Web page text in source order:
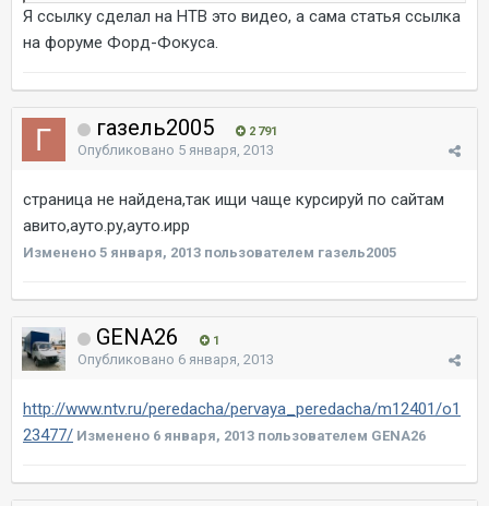
Я ссылку сделал на НТВ это видео, а сама статья ссылка
на форуме Форд-Фокуса.
газель2005 2 791
Опубликовано 5 января, 2013
страница не найдена,так ищи чаще курсируй по сайтам
авито,ауто.ру,ауто.ирр
Изменено 5 января, 2013 пользователем газель2005
GENA26 1
Опубликовано 6 января, 2013
http://www.ntv.ru/peredacha/pervaya_peredacha/m12401/o1
23477/ Изменено 6 января, 2013 пользователем GENA26